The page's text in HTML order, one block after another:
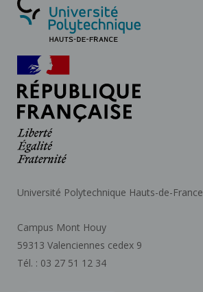
Université Polytechnique Hauts-de-France
Campus Mont Houy
59313 Valenciennes cedex 9
Tél. : 03 27 51 12 34